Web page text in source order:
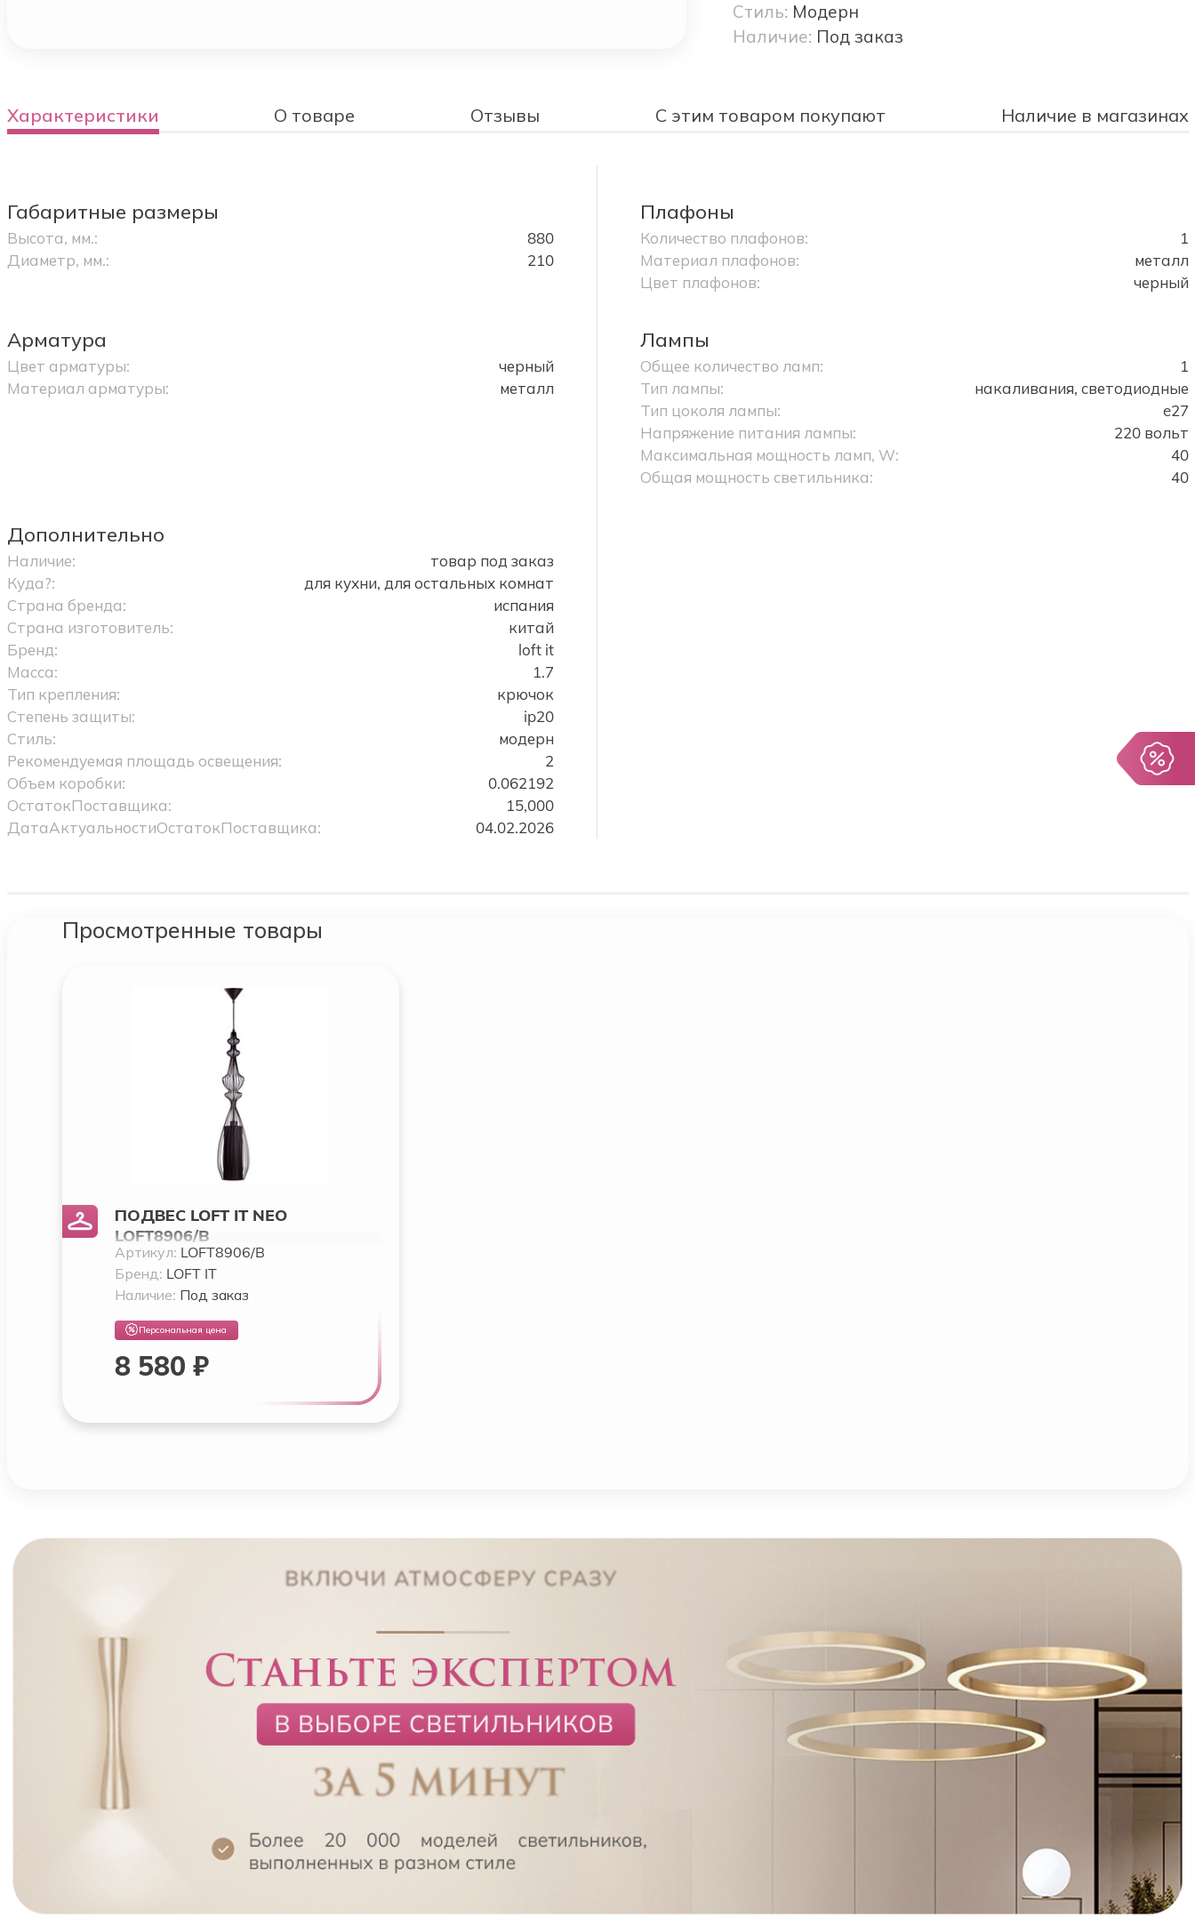
Стиль: Модерн
Наличие: Под заказ
Характеристики О товаре Отзывы С этим товаром покупают Наличие в магазинах
Габаритные размеры
Высота, мм.:
880
Диаметр, мм.:
210
Плафоны
Количество плафонов:
1
Материал плафонов:
металл
Цвет плафонов:
черный
Арматура
Цвет арматуры:
черный
Материал арматуры:
металл
Лампы
Общее количество ламп:
1
Тип лампы:
накаливания, светодиодные
Тип цоколя лампы:
e27
Напряжение питания лампы:
220 вольт
Максимальная мощность ламп, W:
40
Общая мощность светильника:
40
Дополнительно
Наличие:
товар под заказ
Куда?:
для кухни, для остальных комнат
Страна бренда:
испания
Страна изготовитель:
китай
Бренд:
loft it
Масса:
1.7
Тип крепления:
крючок
Степень защиты:
ip20
Стиль:
модерн
Рекомендуемая площадь освещения:
2
Объем коробки:
0.062192
ОстатокПоставщика:
15,000
ДатаАктуальностиОстатокПоставщика:
04.02.2026
Просмотренные товары
ПОДВЕС LOFT IT NEO
LOFT8906/B
Артикул: LOFT8906/B
Бренд: LOFT IT
Наличие: Под заказ
Персональная цена
8 580 ₽